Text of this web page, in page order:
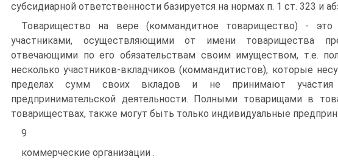
субсидиарной ответственности базируется на нормах п. 1 ст. 323 и
Товарищество на вере (коммандитное товарищество) -
участниками, осуществляющими от имени товарищества
отвечающими по его обязательствам своим имуществом, т.е.
несколько участников-вкладчиков (коммандитистов), которые
пределах сумм своих вкладов и не принимают участия
предпринимательской деятельности. Полными товарищами в
товариществах, также могут быть только индивидуальные
9
коммерческие организации .